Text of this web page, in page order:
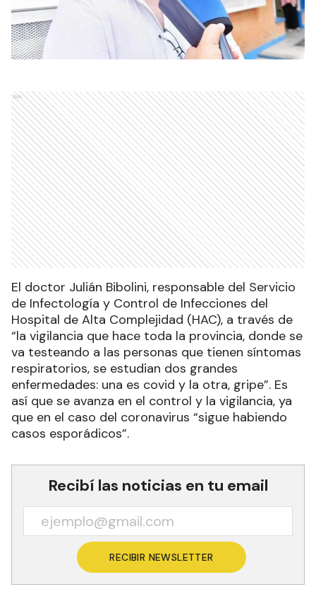
Ads
El doctor Julián Bibolini, responsable del Servicio
de Infectología y Control de Infecciones del
Hospital de Alta Complejidad (HAC), a través de
“la vigilancia que hace toda la provincia, donde se
va testeando a las personas que tienen síntomas
respiratorios, se estudian dos grandes
enfermedades: una es covid y la otra, gripe”. Es
así que se avanza en el control y la vigilancia, ya
que en el caso del coronavirus “sigue habiendo
casos esporádicos”.
Recibí las noticias en tu email
RECIBIR NEWSLETTER